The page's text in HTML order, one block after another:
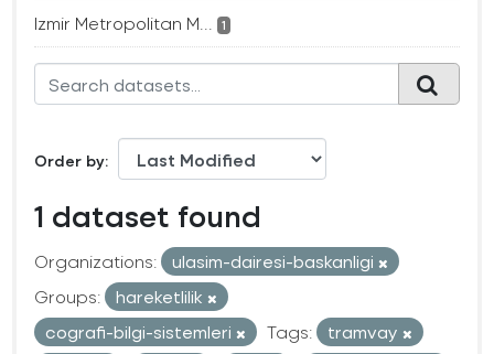
Izmir Metropolitan M... 1
Order by
1 dataset found
Organizations:
ulasim-dairesi-baskanligi
Groups:
hareketlilik
cografi-bilgi-sistemleri
Tags:
tramvay